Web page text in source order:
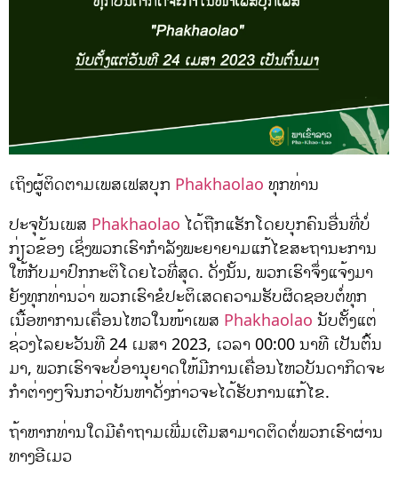
ເຖິງຜູ້ຕິດຕາມເພສເຟສບຸກ Phakhaolao ທຸກທ່ານ
ປະຈຸບັນເພສ Phakhaolao ໄດ້ຖືກແຮັກໂດຍບຸກຄົນອື່ນທີ່ບໍ່
ກ່ຽວຂ້ອງ ເຊິ່ງພວກເຮົາກຳລັງພະຍາຍາມແກ້ໄຂສະຖານະການ
ໃຫ້ກັບມາປົກກະຕິໂດຍໄວທີ່ສຸດ. ດັ່ງນັ້ນ, ພວກເຮົາຈຶ່ງແຈ້ງມາ
ຍັງທຸກທ່ານວ່າ ພວກເຮົາຂໍປະຕິເສດຄວາມຮັບຜິດຊອບຕໍ່ທຸກ
ເນື້ອຫາການເຄື່ອນໄຫວໃນໜ້າເພສ Phakhaolao ນັບຕັ້ງແຕ່
ຊ່ວງໄລຍະວັນທີ 24 ເມສາ 2023, ເວລາ 00:00 ນາທີ ເປັນຕົ້ນ
ມາ, ພວກເຮົາຈະບໍ່ອານຸຍາດໃຫ້ມີການເຄື່ອນໄຫວບັນດາກິດຈະ
ກຳຕ່າງໆຈົນກວ່າບັນຫາດັ່ງກ່າວຈະໄດ້ຮັບການແກ້ໄຂ.
ຖ້າຫາກທ່ານໃດມີຄຳຖາມເພີ່ມເຕີມສາມາດຕິດຕໍ່ພວກເຮົາຜ່ານ
ທາງອີເມວ